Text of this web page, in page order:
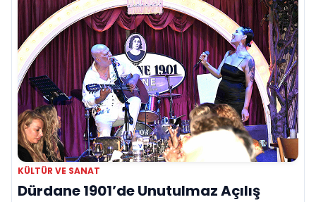
KÜLTÜR VE SANAT
Dürdane 1901’de Unutulmaz Açılış